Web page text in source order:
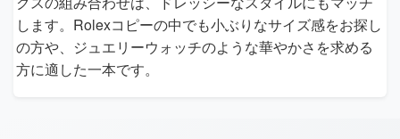
します。Rolexコピーの中でも小ぶりなサイズ感をお探し
の方や、ジュエリーウォッチのような華やかさを求める
方に適した一本です。